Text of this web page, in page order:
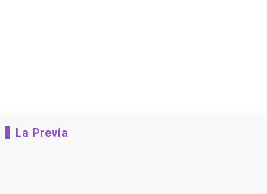
La Previa